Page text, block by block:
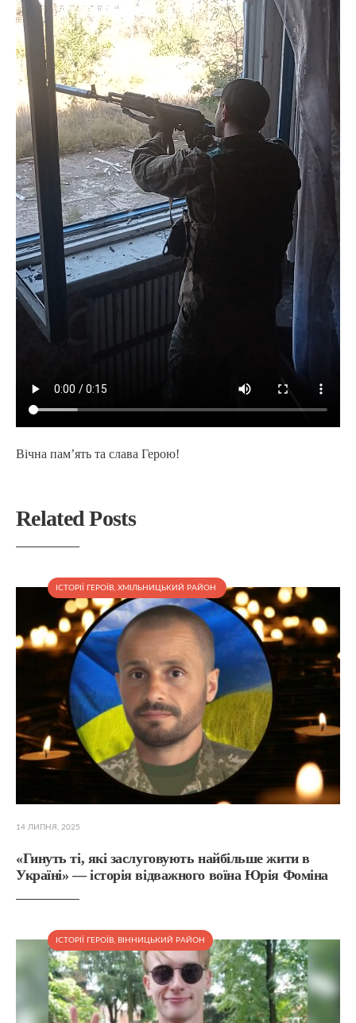
Вічна пам’ять та слава Герою!
Related Posts
ІСТОРІЇ ГЕРОЇВ, ХМІЛЬНИЦЬКИЙ РАЙОН
14 ЛИПНЯ, 2025
«Гинуть ті, які заслуговують найбільше жити в
Україні» — історія відважного воїна Юрія Фоміна
ІСТОРІЇ ГЕРОЇВ, ВІННИЦЬКИЙ РАЙОН